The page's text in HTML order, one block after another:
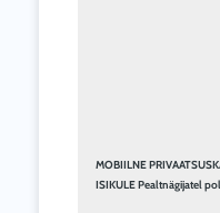
MOBIILNE
ISIKULE Pealtnägijatel